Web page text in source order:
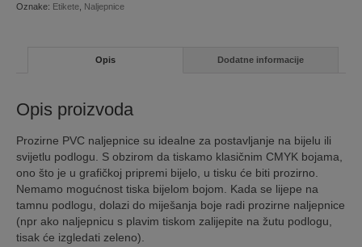
Oznake: Etikete Naljepnice
Opis Dodatne informacije
Opis proizvoda
Prozirne PVC naljepnice su idealne za postavljanje na bijelu ili
svijetlu podlogu. S obzirom da tiskamo klasičnim CMYK bojama,
ono što je u grafičkoj pripremi bijelo, u tisku će biti prozirno.
Nemamo mogućnost tiska bijelom bojom. Kada se lijepe na
tamnu podlogu, dolazi do miješanja boje radi prozirne naljepnice
(npr ako naljepnicu s plavim tiskom zalijepite na žutu podlogu,
tisak će izgledati zeleno).